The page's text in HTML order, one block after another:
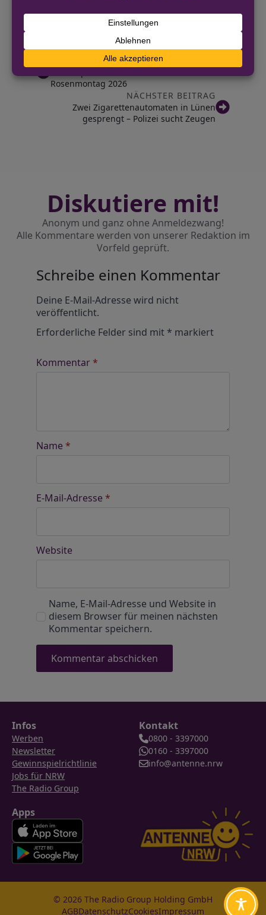
zu diesem Vorfall aufgenommen.
VORHERIGER BEITRAG
Rosenmontag 2026
NÄCHSTER BEITRAG
Zwei Zigarettenautomaten in Lünen
gesprengt – Polizei sucht Zeugen
Diskutiere mit!
Anonym und ganz ohne Anmeldezwang!
Alle Kommentare werden von unserer Redaktion im
Vorfeld geprüft.
Schreibe einen Kommentar
Deine E-Mail-Adresse wird nicht
veröffentlicht.
Erforderliche Felder sind mit* markiert
Kommentar*
Name *
E-Mail-Adresse *
Website
Name, E-Mail-Adresse und Website in
diesem Browser für meinen nächsten
Kommentar speichern.
Infos
Werben
Newsletter
Gewinnspielrichtlinie
Jobs für NRW
The Radio Group
Kontakt
0800 - 3397000
0160 - 3397000
info@antenne.nrw
Apps
© 2026 The Radio Group Holding GmbH
AGBDatenschutzCookiesImpressum